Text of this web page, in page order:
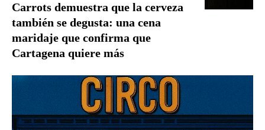
Carrots demuestra que la cerveza
también se degusta: una cena
maridaje que confirma que
Cartagena quiere más